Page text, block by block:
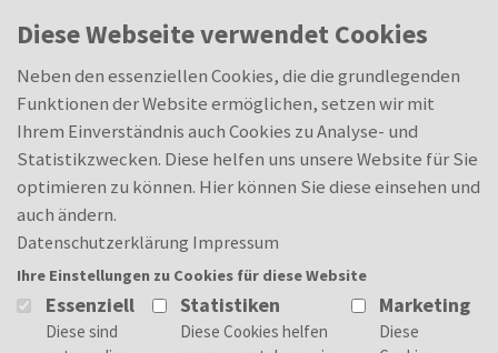
Merkliste
Merkliste
0
Online-Marketing (dual, B.A.)
(m/w/d)
Deine Aufgaben
Während des 3,5-jährigen Studiums bist
Tagen pro Woche bei uns im Betrieb und
an den anderen Tagen für die
Theoriephasen am virtuellen oder dem
Diese Webseite verwendet Cookies
Neben den essenziellen Cookies, die die grundlegenden
Funktionen der Website ermöglichen, setzen wir mit
Ihrem Einverständnis auch Cookies zu Analyse- und
Statistikzwecken. Diese helfen uns unsere Website für Sie
optimieren zu können. Hier können Sie diese einsehen und
auch ändern.
Datenschutzerklärung Impressum
Ihre Einstellungen zu Cookies für diese Website
Essenziell Statistiken Marketing